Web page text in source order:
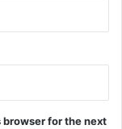
for the next